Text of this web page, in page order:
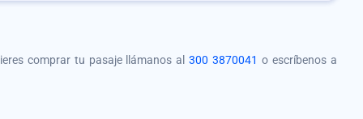
comprar tu pasaje llámanos al300 3870041 o escríbenos a